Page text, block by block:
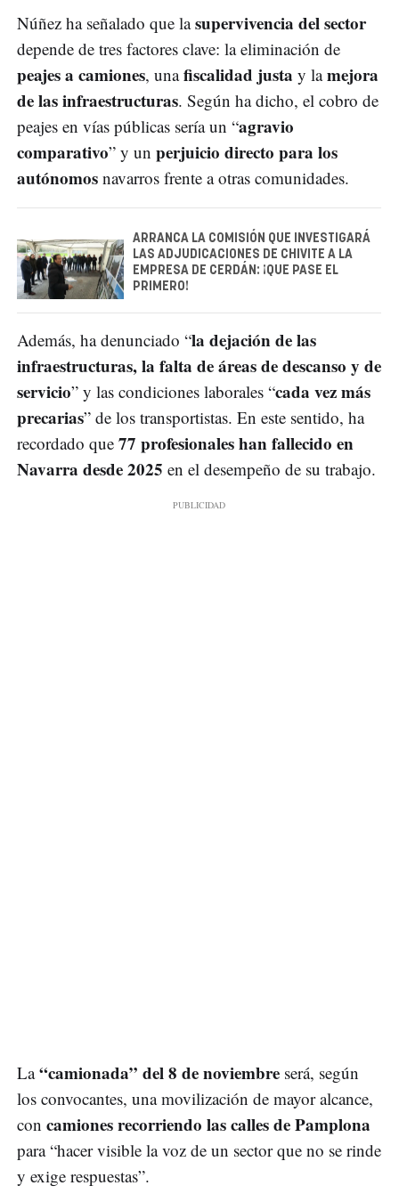
Núñez ha señalado que lasupervivencia del sector
depende de tres factores clave: la eliminación de
peajes a camiones, unafiscalidad justa y lamejora
de las infraestructuras. Según ha dicho, el cobro de
peajes en vías públicas sería un “agravio
comparativo” y un perjuicio directo para los
autónomos navarros frente a otras comunidades.
ARRANCA LA COMISIÓN QUE INVESTIGARÁ
LAS ADJUDICACIONES DE CHIVITE A LA
EMPRESA DE CERDÁN: ¡QUE PASE EL
PRIMERO!
Además, ha denunciado “la dejación de las
infraestructuras, la falta de áreas de descanso y de
servicio” y las condiciones laborales “cada vez más
precarias” de los transportistas. En este sentido, ha
recordado que 77 profesionales han fallecido en
Navarra desde 2025 en el desempeño de su trabajo.
La“camionada” del 8 de noviembre será, según
los convocantes, una movilización de mayor alcance,
con camiones recorriendo las calles de Pamplona
para “hacer visible la voz de un sector que no se rinde
y exige respuestas”.